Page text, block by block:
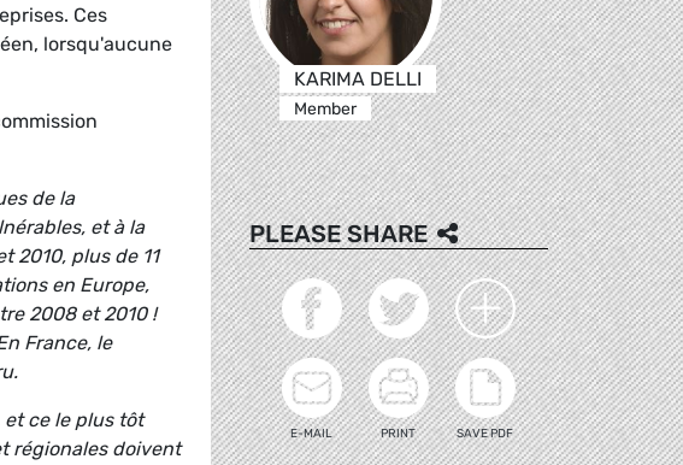
Ces
lorsqu'aucune
de la
et à la
2010, plus de 11
en Europe,
2008 et 2010 !
France, le
ce le plus tôt
régionales doivent
KARIMA DELLI
Member
PLEASE SHARE
E-MAIL PRINT SAVE PDF